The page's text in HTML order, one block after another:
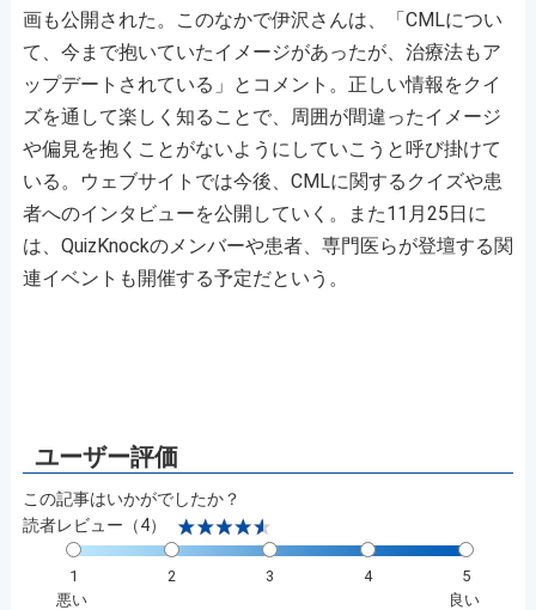
画も公開された。このなかで伊沢さんは、「CMLについ
て、今まで抱いていたイメージがあったが、治療法もア
ップデートされている」とコメント。正しい情報をクイ
ズを通して楽しく知ることで、周囲が間違ったイメージ
や偏見を抱くことがないようにしていこうと呼び掛けて
いる。ウェブサイトでは今後、CMLに関するクイズや患
者へのインタビューを公開していく。また11月25日に
は、QuizKnockのメンバーや患者、専門医らが登壇する関
連イベントも開催する予定だという。
この記事はいかがでしたか？
読者レビュー（4）
1 2 3 4
5
悪い
良い